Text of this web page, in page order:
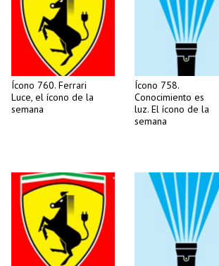
Ícono 760. Ferrari
Luce, el ícono de la
semana
Ícono 758.
Conocimiento es
luz. El ícono de la
semana